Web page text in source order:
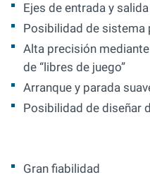
Ejes de entrada y
Posibilidad de sistema
Alta precisión
de “libres de juego”
Arranque y parada
Posibilidad de diseñar
Gran fiabilidad